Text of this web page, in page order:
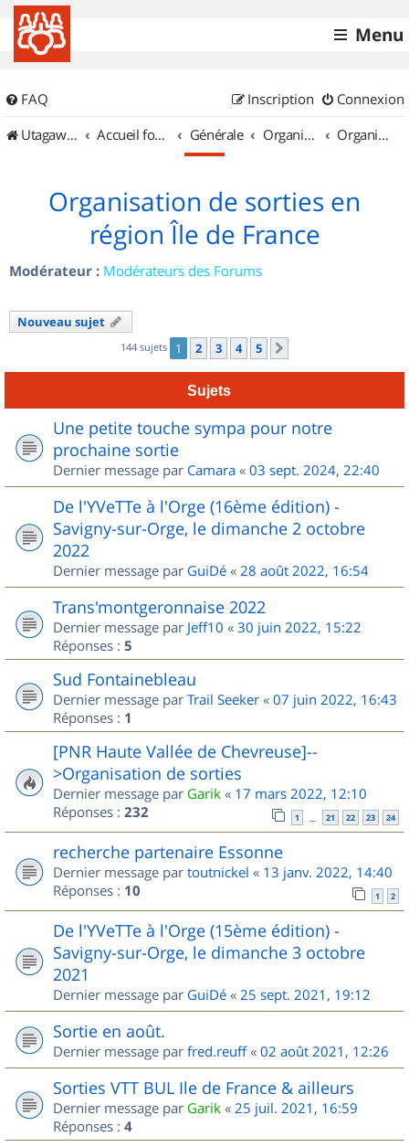
Menu
FAQ Connexion
Inscription
UtagawaVTT (Randos VTT et VTTAE avec traces GPS)
Accueil forum Générale Organisation de sorties & Recherche de partenaires Organisation de sorties en région Île de France
Organisation de sorties en
région Île de France
Modérateur : Modérateurs des Forums
Nouveau sujet
144 sujets 1 2 3 4 5
Sujets
Une petite touche sympa pour notre
prochaine sortie
Dernier message par Camara « 03 sept. 2024, 22:40
De l'YVeTTe à l'Orge (16ème édition) -
Savigny-sur-Orge, le dimanche 2 octobre
2022
Dernier message par GuiDé « 28 août 2022, 16:54
Trans'montgeronnaise 2022
Dernier message par Jeff10 « 30 juin 2022, 15:22
Réponses : 5
Sud Fontainebleau
Dernier message par Trail Seeker « 07 juin 2022, 16:43
Réponses : 1
[PNR Haute Vallée de Chevreuse]--
>Organisation de sorties
Dernier message par Garik « 17 mars 2022, 12:10
Réponses : 232 1 … 21 22 23 24
recherche partenaire Essonne
Dernier message par toutnickel « 13 janv. 2022, 14:40
Réponses : 10 1 2
De l'YVeTTe à l'Orge (15ème édition) -
Savigny-sur-Orge, le dimanche 3 octobre
2021
Dernier message par GuiDé « 25 sept. 2021, 19:12
Sortie en août.
Dernier message par fred.reuff« 02 août 2021, 12:26
Sorties VTT BUL Ile de France & ailleurs
Dernier message par Garik « 25 juil. 2021, 16:59
Réponses : 4